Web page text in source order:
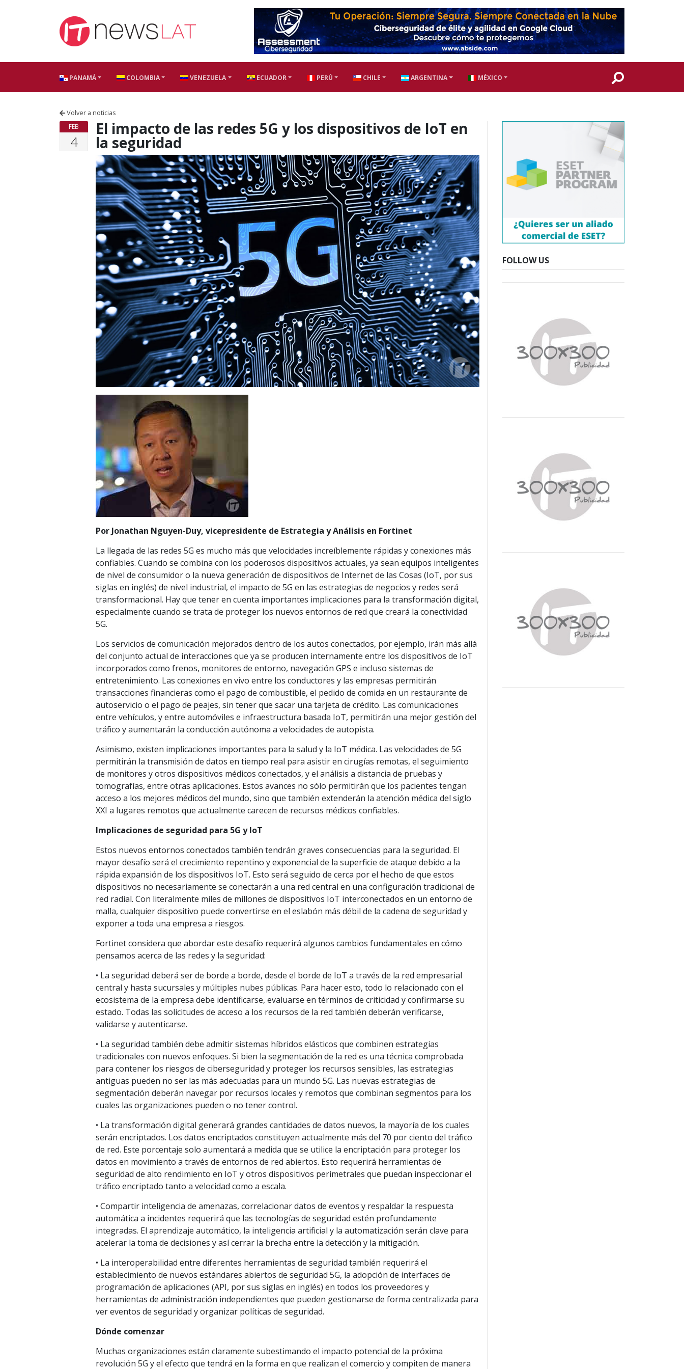
PANAMÁ COLOMBIA VENEZUELA ECUADOR PERÚ CHILE ARGENTINA MÉXICO
Volver a noticias
FEB
4
El impacto de las redes 5G y los dispositivos de IoT en
la seguridad
Por Jonathan Nguyen-Duy, vicepresidente de Estrategia y Análisis en Fortinet
La llegada de las redes 5G es mucho más que velocidades increíblemente rápidas y conexiones más
confiables. Cuando se combina con los poderosos dispositivos actuales, ya sean equipos inteligentes
de nivel de consumidor o la nueva generación de dispositivos de Internet de las Cosas (IoT, por sus
siglas en inglés) de nivel industrial, el impacto de 5G en las estrategias de negocios y redes será
transformacional. Hay que tener en cuenta importantes implicaciones para la transformación digital,
especialmente cuando se trata de proteger los nuevos entornos de red que creará la conectividad
5G.
Los servicios de comunicación mejorados dentro de los autos conectados, por ejemplo, irán más allá
del conjunto actual de interacciones que ya se producen internamente entre los dispositivos de IoT
incorporados como frenos, monitores de entorno, navegación GPS e incluso sistemas de
entretenimiento. Las conexiones en vivo entre los conductores y las empresas permitirán
transacciones financieras como el pago de combustible, el pedido de comida en un restaurante de
autoservicio o el pago de peajes, sin tener que sacar una tarjeta de crédito. Las comunicaciones
entre vehículos, y entre automóviles e infraestructura basada IoT, permitirán una mejor gestión del
tráfico y aumentarán la conducción autónoma a velocidades de autopista.
Asimismo, existen implicaciones importantes para la salud y la IoT médica. Las velocidades de 5G
permitirán la transmisión de datos en tiempo real para asistir en cirugías remotas, el seguimiento
de monitores y otros dispositivos médicos conectados, y el análisis a distancia de pruebas y
tomografías, entre otras aplicaciones. Estos avances no sólo permitirán que los pacientes tengan
acceso a los mejores médicos del mundo, sino que también extenderán la atención médica del siglo
XXI a lugares remotos que actualmente carecen de recursos médicos confiables.
Implicaciones de seguridad para 5G y IoT
Estos nuevos entornos conectados también tendrán graves consecuencias para la seguridad. El
mayor desafío será el crecimiento repentino y exponencial de la superficie de ataque debido a la
rápida expansión de los dispositivos IoT. Esto será seguido de cerca por el hecho de que estos
dispositivos no necesariamente se conectarán a una red central en una configuración tradicional de
red radial. Con literalmente miles de millones de dispositivos IoT interconectados en un entorno de
malla, cualquier dispositivo puede convertirse en el eslabón más débil de la cadena de seguridad y
exponer a toda una empresa a riesgos.
Fortinet considera que abordar este desafío requerirá algunos cambios fundamentales en cómo
pensamos acerca de las redes y la seguridad:
• La seguridad deberá ser de borde a borde, desde el borde de IoT a través de la red empresarial
central y hasta sucursales y múltiples nubes públicas. Para hacer esto, todo lo relacionado con el
ecosistema de la empresa debe identificarse, evaluarse en términos de criticidad y confirmarse su
estado. Todas las solicitudes de acceso a los recursos de la red también deberán verificarse,
validarse y autenticarse.
• La seguridad también debe admitir sistemas híbridos elásticos que combinen estrategias
tradicionales con nuevos enfoques. Si bien la segmentación de la red es una técnica comprobada
para contener los riesgos de ciberseguridad y proteger los recursos sensibles, las estrategias
antiguas pueden no ser las más adecuadas para un mundo 5G. Las nuevas estrategias de
segmentación deberán navegar por recursos locales y remotos que combinan segmentos para los
cuales las organizaciones pueden o no tener control.
• La transformación digital generará grandes cantidades de datos nuevos, la mayoría de los cuales
serán encriptados. Los datos encriptados constituyen actualmente más del 70 por ciento del tráfico
de red. Este porcentaje solo aumentará a medida que se utilice la encriptación para proteger los
datos en movimiento a través de entornos de red abiertos. Esto requerirá herramientas de
seguridad de alto rendimiento en IoT y otros dispositivos perimetrales que puedan inspeccionar el
tráfico encriptado tanto a velocidad como a escala.
• Compartir inteligencia de amenazas, correlacionar datos de eventos y respaldar la respuesta
automática a incidentes requerirá que las tecnologías de seguridad estén profundamente
integradas. El aprendizaje automático, la inteligencia artificial y la automatización serán clave para
acelerar la toma de decisiones y así cerrar la brecha entre la detección y la mitigación.
• La interoperabilidad entre diferentes herramientas de seguridad también requerirá el
establecimiento de nuevos estándares abiertos de seguridad 5G, la adopción de interfaces de
programación de aplicaciones (API, por sus siglas en inglés) en todos los proveedores y
herramientas de administración independientes que pueden gestionarse de forma centralizada para
ver eventos de seguridad y organizar políticas de seguridad.
Dónde comenzar
Muchas organizaciones están claramente subestimando el impacto potencial de la próxima
revolución 5G y el efecto que tendrá en la forma en que realizan el comercio y compiten de manera
FOLLOW US